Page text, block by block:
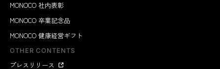
MONOCO 社内表彰
MONOCO 卒業記念品
MONOCO 健康経営ギフト
OTHER CONTENTS
プレスリリース